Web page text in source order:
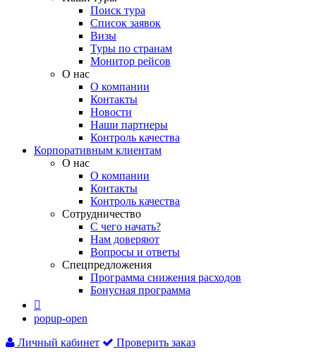
Поиск тура
Список заявок
Визы
Туры по странам
Монитор рейсов
О нас
О компании
Контакты
Новости
Наши партнеры
Контроль качества
Корпоративным клиентам
О нас
О компании
Контакты
Контроль качества
Сотрудничество
С чего начать?
Нам доверяют
Вопросы и ответы
Спецпредложения
Программа снижения расходов
Бонусная программа

popup-open
Личный кабинет
Проверить заказ